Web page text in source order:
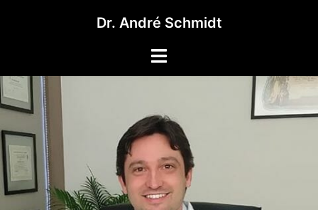
Dr. André Schmidt
Toggle